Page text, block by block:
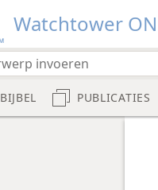
Watchtower
BIJBEL PUBLICATIES